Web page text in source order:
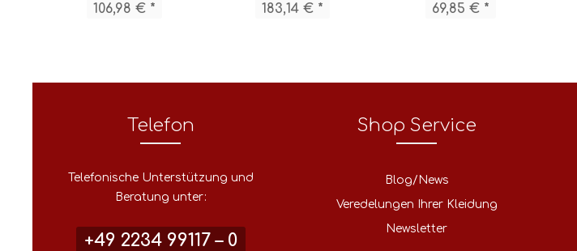
106,98 € * 183,14 € * 69,85 € *
Telefon
Telefonische Unterstützung und
Beratung unter:
+49 2234 99117 – 0
Shop Service
Blog/News
Veredelungen Ihrer Kleidung
Newsletter